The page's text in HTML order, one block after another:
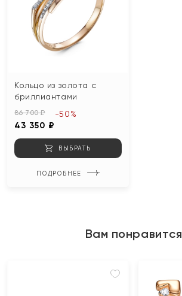
Кольцо из золота с
бриллиантами
86 700 ₽
43 350 ₽
-50%
ВЫБРАТЬ
ПОДРОБНЕЕ
Вам понравится